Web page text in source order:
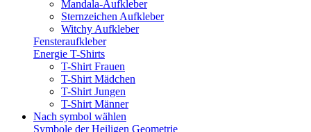
Mandala-Aufkleber
Sternzeichen Aufkleber
Witchy Aufkleber
Fensteraufkleber
Energie T-Shirts
T-Shirt Frauen
T-Shirt Mädchen
T-Shirt Jungen
T-Shirt Männer
Nach symbol wählen
Symbole der Heiligen Geometrie